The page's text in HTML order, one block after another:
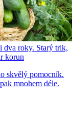
dva roky. Starý trik,
korun
skvělý pomocník.
mnohem déle.